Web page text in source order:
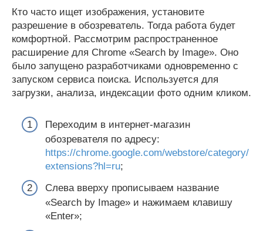
Кто часто ищет изображения, установите
разрешение в обозреватель. Тогда работа будет
комфортной. Рассмотрим распространенное
расширение для Chrome «Search by Image». Оно
было запущено разработчиками одновременно с
запуском сервиса поиска. Используется для
загрузки, анализа, индексации фото одним кликом.
Переходим в интернет-магазин
обозревателя по адресу:
https://chrome.google.com/webstore/category/
extensions?hl=ru;
Слева вверху прописываем название
«Search by Image» и нажимаем клавишу
«Enter»;